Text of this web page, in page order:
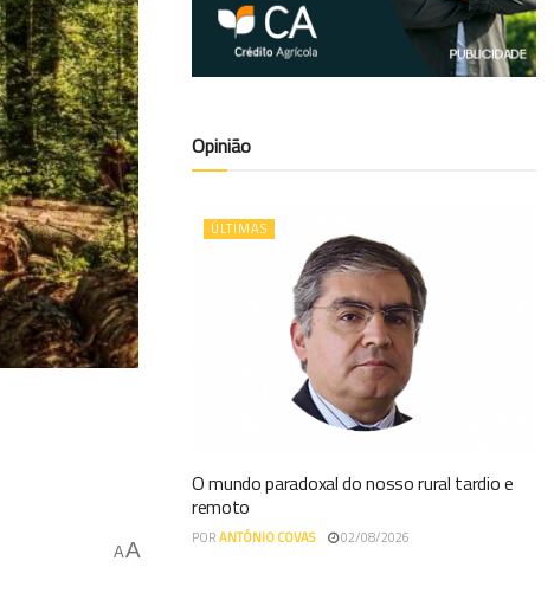
AA
Opinião
ÚLTIMAS
O mundo paradoxal do nosso rural tardio e
remoto
PORANTÓNIO COVAS 02/08/2026